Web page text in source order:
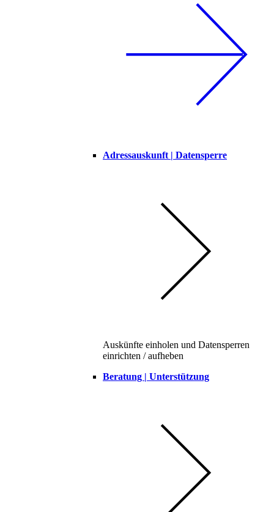
Adressauskunft | Datensperre
Auskünfte einholen und Datensperren
einrichten / aufheben
Beratung | Unterstützung